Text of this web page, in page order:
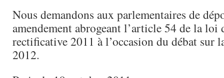
Nous demandons aux parlementaires de
amendement abrogeant l’article 54 de la loi
rectificative 2011 à l’occasion du débat sur
2012.